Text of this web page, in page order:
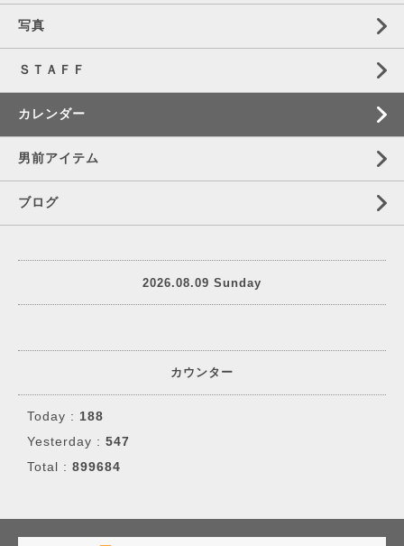
写真
ＳＴＡＦＦ
カレンダー
男前アイテム
ブログ
2026.08.09 Sunday
カウンター
Today : 188
Yesterday : 547
Total : 899684